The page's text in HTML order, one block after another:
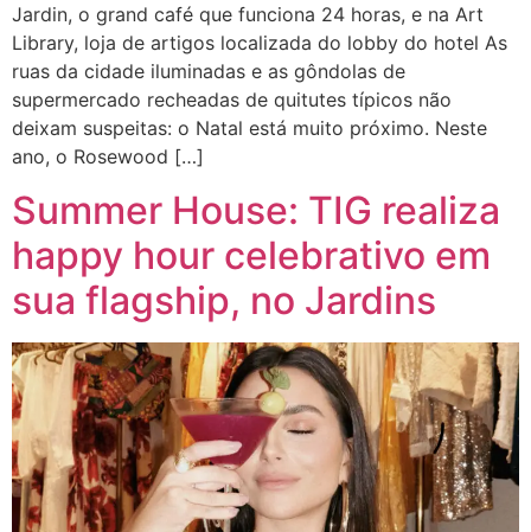
Jardin, o grand café que funciona 24 horas, e na Art
Library, loja de artigos localizada do lobby do hotel As
ruas da cidade iluminadas e as gôndolas de
supermercado recheadas de quitutes típicos não
deixam suspeitas: o Natal está muito próximo. Neste
ano, o Rosewood […]
Summer House: TIG realiza
happy hour celebrativo em
sua flagship, no Jardins